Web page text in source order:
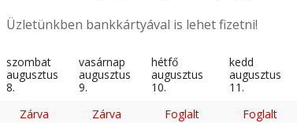
Üzletünkben bankkártyával is lehet fizetni!
szombat
augusztus
8.
vasárnap
augusztus
9.
hétfő
augusztus
10.
kedd
augusztus
11.
Zárva Zárva Foglalt Foglalt